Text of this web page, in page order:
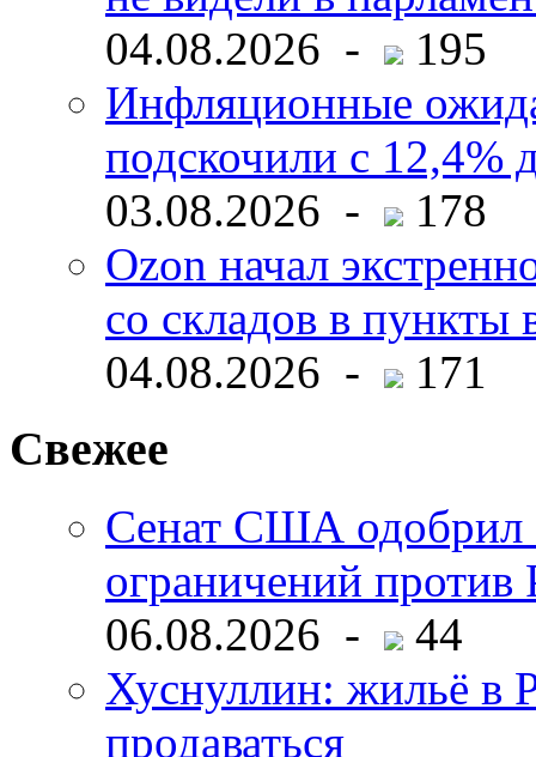
04.08.2026 -
195
Инфляционные
подскочили с 12,4%
03.08.2026 -
178
Ozon начал
со складов в пункты
04.08.2026 -
171
Свежее
Сенат США одобрил
ограничений
06.08.2026 -
44
Хуснуллин: жильё в
продаваться